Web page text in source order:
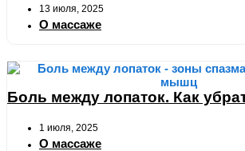
13 июля, 2025
О массаже
Боль между лопаток. Как
1 июля, 2025
О массаже